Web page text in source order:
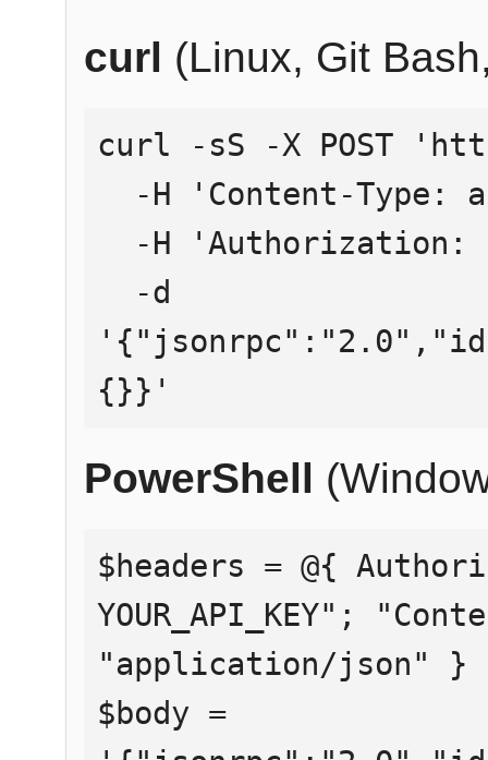
curl (Linux, Git
curl -sS -X POST
{}}'
PowerShell
$headers = @{
YOUR_API_KEY";
"application/json" }
$body =